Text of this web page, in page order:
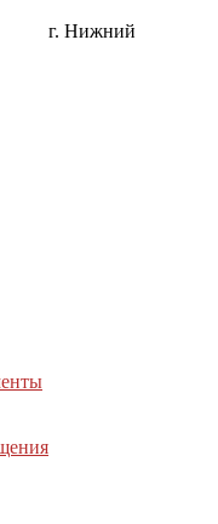
г. Нижний